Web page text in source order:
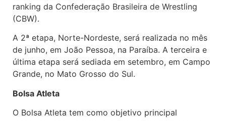
ranking da Confederação Brasileira de Wrestling
(CBW).
A 2ª etapa, Norte-Nordeste, será realizada no mês
de junho, em João Pessoa, na Paraíba. A terceira e
última etapa será sediada em setembro, em Campo
Grande, no Mato Grosso do Sul.
Bolsa Atleta
O Bolsa Atleta tem como objetivo principal